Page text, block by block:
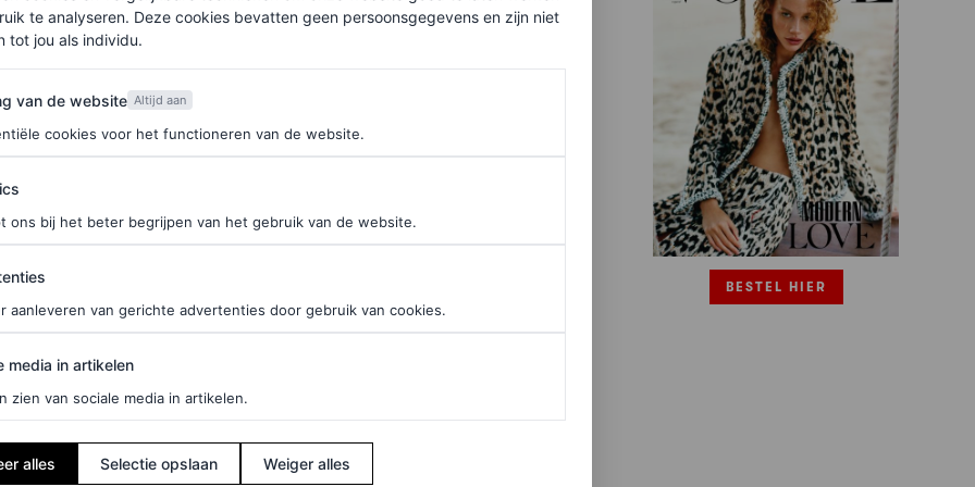
opgestoken haar.
jurk
ze in een interview met
Gelukkig is daar nu verandering in gekomen.
te staan. Voor ons smullen geblazen,
Valentinojurk.
romantische komedieShe Came to Me. De film
en Steve Carell.She Came To Melegt de
BESTEL HIER
te analyseren. Deze cookies bevatten geen persoonsgegevens en zijn niet
tot jou als individu.
de website
van de website Altijd aan
cookies voor het functioneren van de website.
ons bij het beter begrijpen van het gebruik van de website.
aanleveren van gerichte advertenties door gebruik van cookies.
in artikelen
media in artikelen
zien van sociale media in artikelen.
alles Selectie opslaan Weiger alles